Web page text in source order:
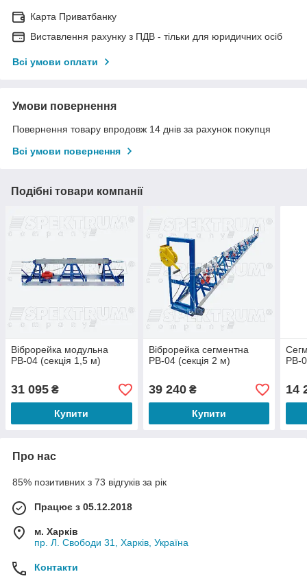
Карта Приватбанку
Виставлення рахунку з ПДВ - тільки для юридичних осіб
Всі умови оплати
Умови повернення
Повернення товару впродовж 14 днів за рахунок покупця
Всі умови повернення
Подібні товари компанії
Віброрейка модульна
РВ-04 (секція 1,5 м)
31 095 ₴
Купити
Віброрейка сегментна
РВ-04 (секція 2 м)
39 240₴
Купити
РВ-
14
Про нас
85% позитивних з 73 відгуків за рік
Працює з 05.12.2018
м. Харків
пр. Л. Свободи 31, Харків, Україна
Контакти